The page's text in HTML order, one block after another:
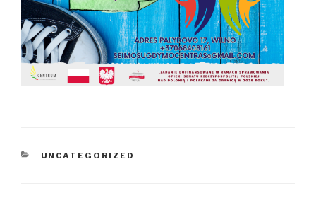
KATEGORIE
UNCATEGORIZED